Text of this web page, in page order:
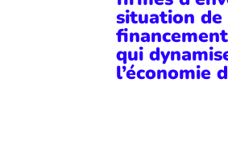
situation de
qui
l’économie